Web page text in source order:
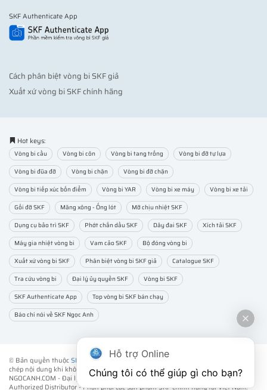
SKF Authenticate App
Cách phân biệt vòng bi SKF giả
Xuất xứ vòng bi SKF chính hãng
Hot keys:
Vòng bi cầu Vòng bi côn Vòng bi tang trống
Vòng bi đỡ tự lựa
Vòng bi đũa đỡ
Vòng bi chặn
Vòng bi đỡ chặn
Vòng bi tiếp xúc bốn điểm
Vòng bi YAR Vòng bi xe máy
Vòng bi xe tải
Gối đỡ SKF
Măng xông - Ống lót
Mỡ chịu nhiệt SKF
Dụng cụ bảo trì SKF
Phớt chắn dầu SKF Dây đai SKF
Xích tải SKF
Máy gia nhiệt vòng bi
Vam cảo SKF
Bộ đóng vòng bi
Xuất xứ vòng bi SKF
Phân biệt vòng bi SKF giả
Catalogue SKF
Tra cứu vòng bi
Đại lý ủy quyền SKF
Vòng bi SKF
SKF Authenticate App
Top vòng bi SKF bán chạy
Báo chí nói về SKF Ngọc Anh
© Bản quyền thuộcSKF NGỌC ANH. ® All rights reserved - Vui lòng không sao
chép nội dung khi không được sự đồng ý của chúng tôi.
NGOCANH.COM - Đại lý ủy quyền vòng bi bạc đạn SKF chính hãng -SKF
Authorized Distributor- Phân phối các sản phẩm SKF chính hãng tại Việt Nam.
Hỗ trợ Online
Chúng tôi có thể giúp gì cho bạn?